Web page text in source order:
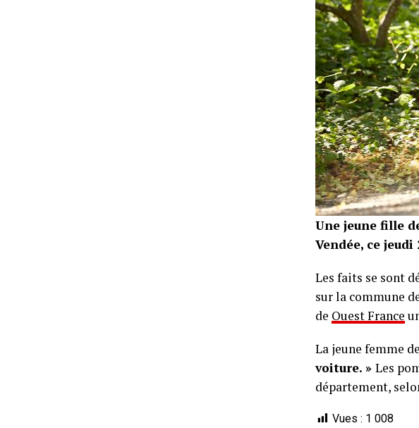
Une jeune fille
Vendée, ce
Les faits se sont
sur la commune
de Ouest France
La jeune femme
voiture. » Les
département,
Vues : 1 008